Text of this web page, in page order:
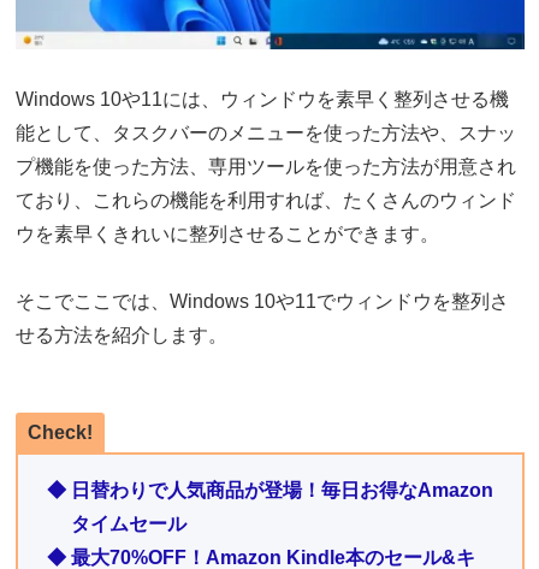
Windows 10や11には、ウィンドウを素早く整列させる機
能として、タスクバーのメニューを使った方法や、スナッ
プ機能を使った方法、専用ツールを使った方法が用意され
ており、これらの機能を利用すれば、たくさんのウィンド
ウを素早くきれいに整列させることができます。
そこでここでは、Windows 10や11でウィンドウを整列さ
せる方法を紹介します。
Check!
◆ 日替わりで人気商品が登場！毎日お得なAmazon
タイムセール
◆ 最大70%OFF！Amazon Kindle本のセール&キ